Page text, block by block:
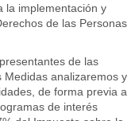
la implementación y
de las Personas
de las
Medidas analizaremos y
de forma previa a
de interés